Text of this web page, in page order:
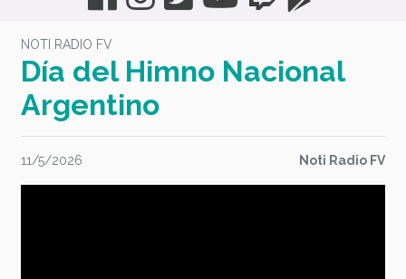
NOTI RADIO FV
Día del Himno Nacional
Argentino
11/5/2026 Noti Radio FV